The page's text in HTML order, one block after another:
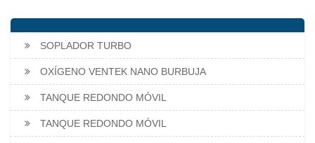
SOPLADOR TURBO
OXÍGENO VENTEK NANO BURBUJA
TANQUE REDONDO MÓVIL
TANQUE REDONDO MÓVIL